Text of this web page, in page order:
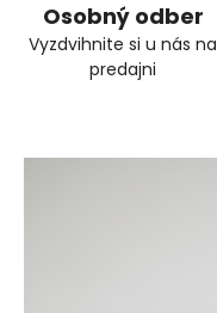
Osobný odber
Vyzdvihnite si u nás na
predajni